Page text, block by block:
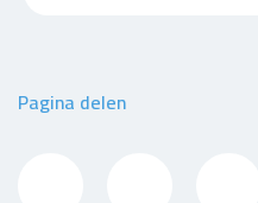
Pagina delen